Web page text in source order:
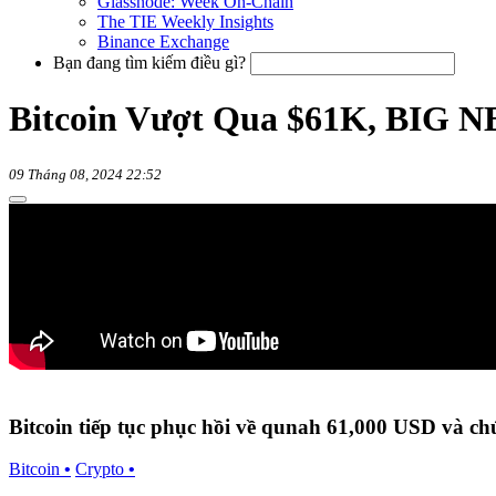
The TIE Weekly Insights
Binance Exchange
Bạn đang tìm kiếm điều gì?
Bitcoin Vượt Qua $61K, BIG
09 Tháng 08, 2024 22:52
Bitcoin tiếp tục phục hồi về qunah 61,000 USD và
Bitcoin • Crypto •